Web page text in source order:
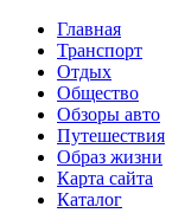
Главная
Транспорт
Отдых
Общество
Обзоры авто
Путешествия
Образ жизни
Карта сайта
Каталог